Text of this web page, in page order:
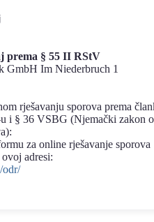
prema § 55 II RStV
GmbH Im Niederbruch 1
rješavanju sporova prema
i § 36 VSBG (Njemački zakon o
za online rješavanje sporova
adresi:
odr/